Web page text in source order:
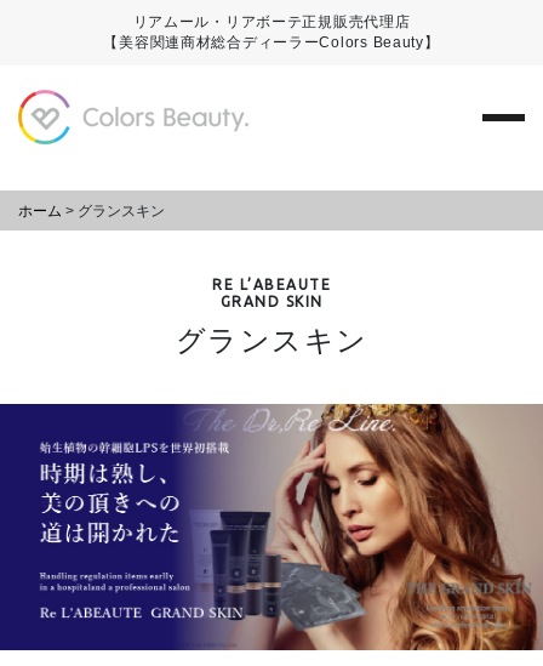
リアムール・リアボーテ正規販売代理店
【美容関連商材総合ディーラーColors Beauty】
ホーム > グランスキン
RE L’ABEAUTE
GRAND SKIN
グランスキン